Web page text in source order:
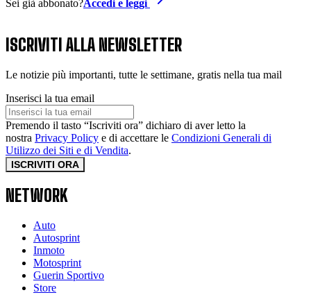
Sei già abbonato?Accedi e leggi
ISCRIVITI ALLA NEWSLETTER
Le notizie più importanti, tutte le settimane, gratis nella tua mail
Inserisci la tua email
Premendo il tasto “Iscriviti ora” dichiaro di aver letto la
nostra Privacy Policy e di accettare le Condizioni Generali di
Utilizzo dei Siti e di Vendita.
ISCRIVITI ORA
NETWORK
Auto
Autosprint
Inmoto
Motosprint
Guerin Sportivo
Store